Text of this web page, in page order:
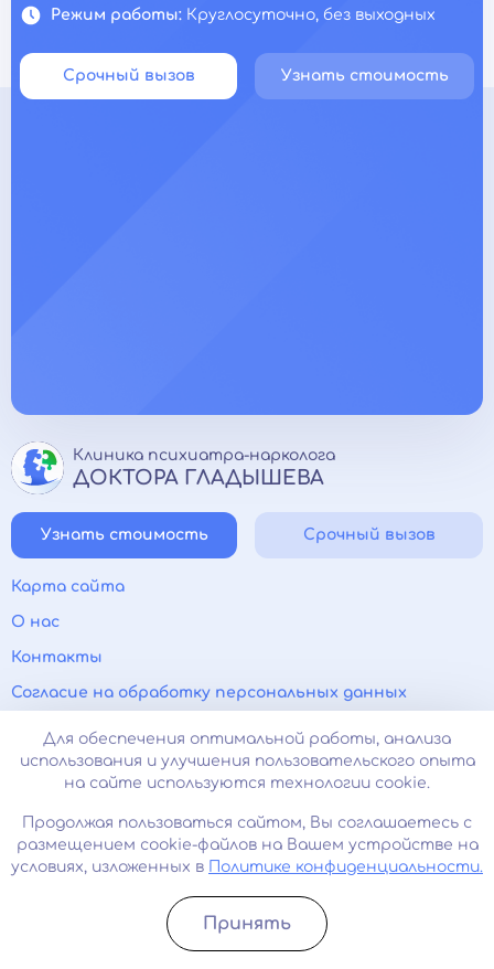
Режим работы: Круглосуточно, без выходных
Срочный вызов Узнать стоимость
Клиника психиатра-нарколога
ДОКТОРА ГЛАДЫШЕВА
Узнать стоимость Срочный вызов
Карта сайта
О нас
Контакты
Согласие на обработку персональных данных
Политика конфиденциальности
Прайс-лист
Психиатр на дом
Нарколог на дом
Панические атаки
Записатьcя
Для обеспечения оптимальной работы, анализа
использования и улучшения пользовательского опыта
на сайте используются технологии cookie.
Продолжая пользоваться сайтом, Вы соглашаетесь с
размещением cookie-файлов на Вашем устройстве на
условиях, изложенных в
Политике конфиденциальности.
Принять